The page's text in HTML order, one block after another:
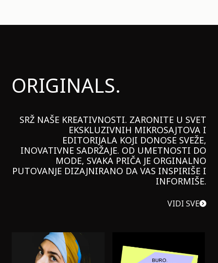
ORIGINALS.
SRŽ NAŠE KREATIVNOSTI. ZARONITE U SVET
EKSKLUZIVNIH MIKROSAJTOVA I
EDITORIJALA KOJI DONOSE SVEŽE,
INOVATIVNE SADRŽAJE. OD UMETNOSTI DO
MODE, SVAKA PRIČA JE ORGINALNO
PUTOVANJE DIZAJNIRANO DA VAS INSPIRIŠE I
INFORMIŠE.
VIDI SVE